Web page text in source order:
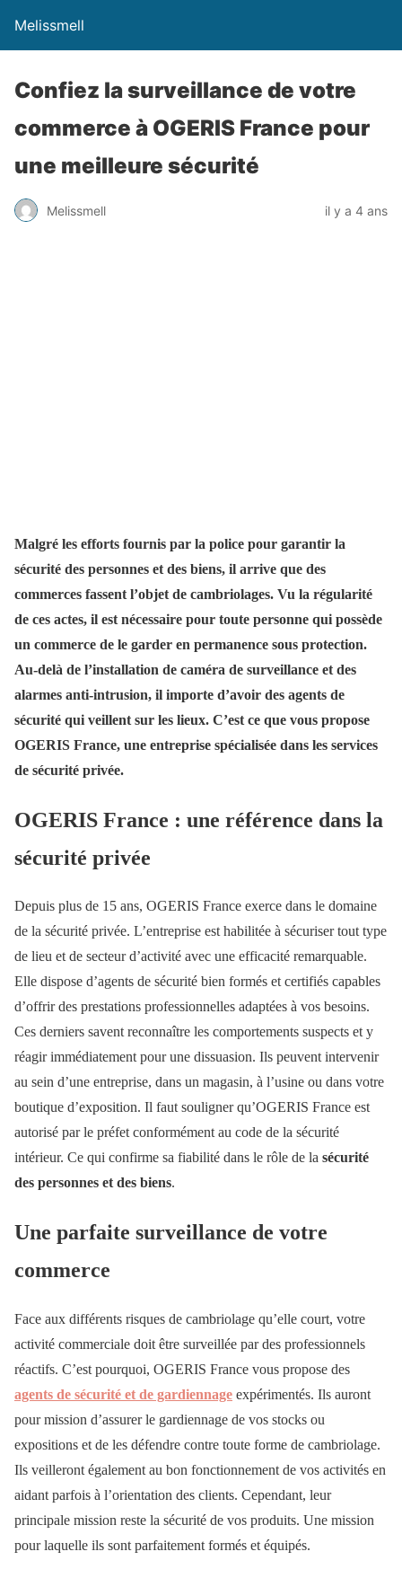
Melissmell
Confiez la surveillance de votre
commerce à OGERIS France pour
une meilleure sécurité
Melissmell il y a 4 ans
Malgré les efforts fournis par la police pour garantir la
sécurité des personnes et des biens, il arrive que des
commerces fassent l’objet de cambriolages. Vu la régularité
de ces actes, il est nécessaire pour toute personne qui possède
un commerce de le garder en permanence sous protection.
Au-delà de l’installation de caméra de surveillance et des
alarmes anti-intrusion, il importe d’avoir des agents de
sécurité qui veillent sur les lieux. C’est ce que vous propose
OGERIS France, une entreprise spécialisée dans les services
de sécurité privée.
OGERIS France : une référence dans la
sécurité privée
Depuis plus de 15 ans, OGERIS France exerce dans le domaine
de la sécurité privée. L’entreprise est habilitée à sécuriser tout type
de lieu et de secteur d’activité avec une efficacité remarquable.
Elle dispose d’agents de sécurité bien formés et certifiés capables
d’offrir des prestations professionnelles adaptées à vos besoins.
Ces derniers savent reconnaître les comportements suspects et y
réagir immédiatement pour une dissuasion. Ils peuvent intervenir
au sein d’une entreprise, dans un magasin, à l’usine ou dans votre
boutique d’exposition. Il faut souligner qu’OGERIS France est
autorisé par le préfet conformément au code de la sécurité
intérieur. Ce qui confirme sa fiabilité dans le rôle de la sécurité
des personnes et des biens.
Une parfaite surveillance de votre
commerce
Face aux différents risques de cambriolage qu’elle court, votre
activité commerciale doit être surveillée par des professionnels
réactifs. C’est pourquoi, OGERIS France vous propose des
agents de sécurité et de gardiennage expérimentés. Ils auront
pour mission d’assurer le gardiennage de vos stocks ou
expositions et de les défendre contre toute forme de cambriolage.
Ils veilleront également au bon fonctionnement de vos activités en
aidant parfois à l’orientation des clients. Cependant, leur
principale mission reste la sécurité de vos produits. Une mission
pour laquelle ils sont parfaitement formés et équipés.